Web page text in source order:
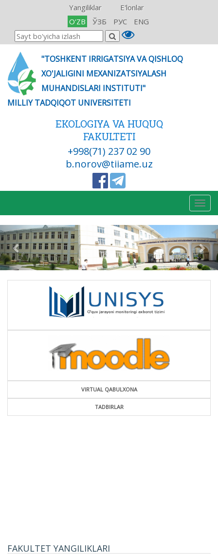
Yangiliklar
E'lonlar
O'ZB
ЎЗБ РУС ENG
"TOSHKENT IRRIGATSIYA VA QISHLOQ
XO'JALIGINI MEXANIZATSIYALASH
MUHANDISLARI INSTITUTI"
MILLIY TADQIQOT UNIVERSITETI
EKOLOGIYA VA HUQUQ
FAKULTETI
+998(71) 237 02 90
b.norov@tiiame.uz
VIRTUAL QABULXONA
TADBIRLAR
FAKULTET YANGILIKLARI